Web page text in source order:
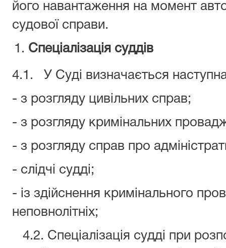
його навантаження на момент
судової справи.
Спеціалізація суддів
4.1. У Суді визначається наступна
- з розгляду цивільних справ;
- з розгляду кримінальних
- з розгляду справ про
- слідчі судді;
- із здійснення кримінального
неповнолітніх;
4.2. Спеціалізація судді при